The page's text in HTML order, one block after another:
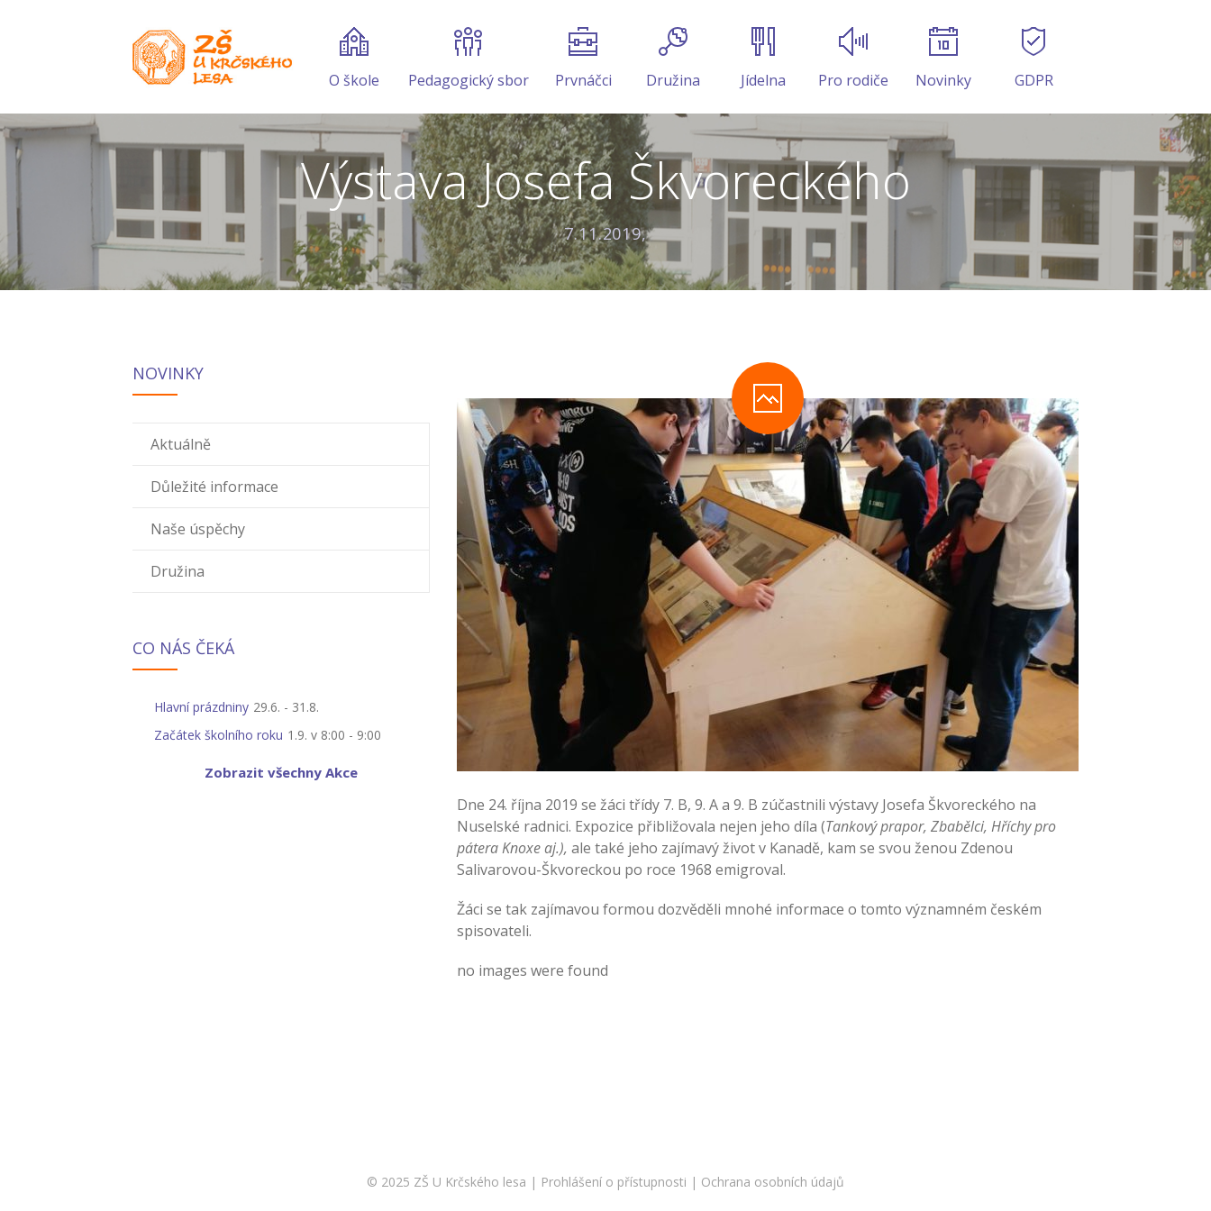
O škole Pedagogický sbor Prvnáčci Družina Jídelna Pro rodiče Novinky GDPR
Výstava Josefa Škvoreckého
7.11.2019,
Dne 24. října 2019 se žáci třídy 7. B, 9. A a 9. B zúčastnili výstavy Josefa Škvoreckého na
Nuselské radnici. Expozice přibližovala nejen jeho díla (Tankový prapor, Zbabělci, Hříchy pro
pátera Knoxe aj.), ale také jeho zajímavý život v Kanadě, kam se svou ženou Zdenou
Salivarovou-Škvoreckou po roce 1968 emigroval.
Žáci se tak zajímavou formou dozvěděli mnohé informace o tomto významném českém
spisovateli.
no images were found
NOVINKY
Aktuálně
Důležité informace
Naše úspěchy
Družina
CO NÁS ČEKÁ
Hlavní prázdniny 29.6. - 31.8.
Začátek školního roku 1.9. v 8:00 - 9:00
Zobrazit všechny Akce
© 2025 ZŠ U Krčského lesa | Prohlášení o přístupnosti | Ochrana osobních údajů